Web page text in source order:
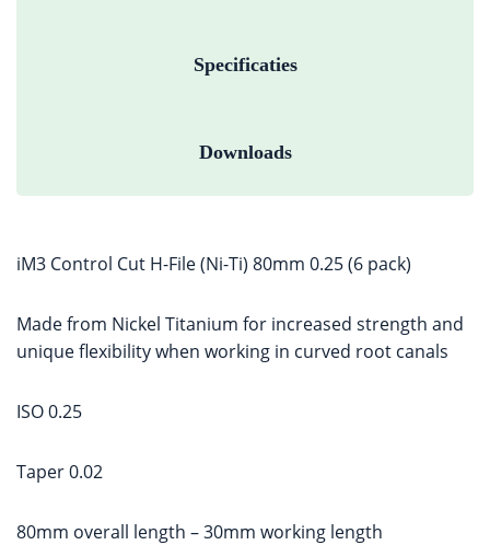
Specificaties
Downloads
iM3 Control Cut H-File (Ni-Ti) 80mm 0.25 (6 pack)
Made from Nickel Titanium for increased strength and
unique flexibility when working in curved root canals
ISO 0.25
Taper 0.02
80mm overall length – 30mm working length